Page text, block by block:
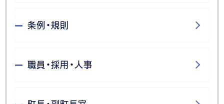
条例・規則
職員・採用・人事